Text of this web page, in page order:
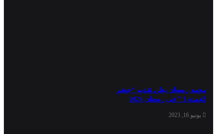
محمد رمضان يعلن تقديم “جعفر
العمدة 2 ” فى رمضان 2024
يونيو 16, 2023